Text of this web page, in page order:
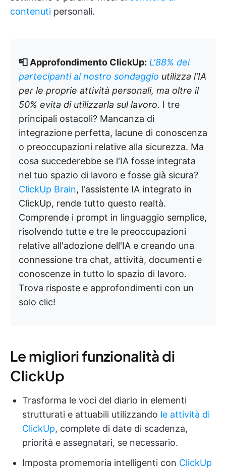
contenuti personali.
📮 Approfondimento ClickUp: L'88% dei
partecipanti al nostro sondaggio utilizza l'IA
per le proprie attività personali, ma oltre il
50% evita di utilizzarla sul lavoro. I tre
principali ostacoli? Mancanza di
integrazione perfetta, lacune di conoscenza
o preoccupazioni relative alla sicurezza. Ma
cosa succederebbe se l'IA fosse integrata
nel tuo spazio di lavoro e fosse già sicura?
ClickUp Brain, l'assistente IA integrato in
ClickUp, rende tutto questo realtà.
Comprende i prompt in linguaggio semplice,
risolvendo tutte e tre le preoccupazioni
relative all'adozione dell'IA e creando una
connessione tra chat, attività, documenti e
conoscenze in tutto lo spazio di lavoro.
Trova risposte e approfondimenti con un
solo clic!
Le migliori funzionalità di
ClickUp
Trasforma le voci del diario in elementi
strutturati e attuabili utilizzando le attività di
ClickUp, complete di date di scadenza,
priorità e assegnatari, se necessario.
Imposta promemoria intelligenti con ClickUp